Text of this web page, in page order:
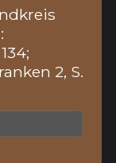
2, S.